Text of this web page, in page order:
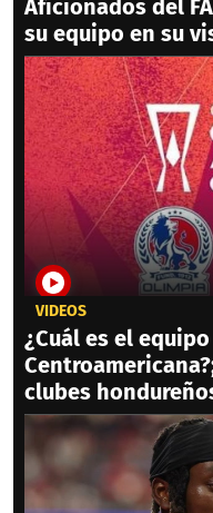
Aficionados del
su equipo en su
VIDEOS
¿Cuál es el
clubes